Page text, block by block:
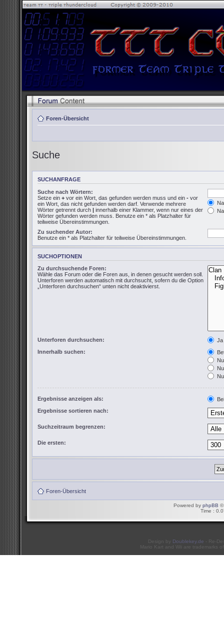
Foren-Übersicht
Suche
SUCHANFRAGE
Suche nach Wörtern:
Setze ein + vor ein Wort, das gefunden werden muss und ein - vor
ein Wort, das nicht gefunden werden darf. Verwende mehrere
Wörter getrennt durch | innerhalb einer Klammer, wenn nur eines der
Wörter gefunden werden muss. Benutze ein * als Platzhalter für
teilweise Übereinstimmungen.
Zu suchender Autor:
Benutze ein * als Platzhalter für teilweise Übereinstimmungen.
SUCHOPTIONEN
Zu durchsuchende Foren:
Wähle das Forum oder die Foren aus, in denen gesucht werden soll.
Unterforen werden automatisch mit durchsucht, sofern du die Option
„Unterforen durchsuchen“ unten nicht deaktivierst.
Unterforen durchsuchen:
Ja
Innerhalb suchen:
Ergebnisse anzeigen als:
Ergebnisse sortieren nach:
Suchzeitraum begrenzen:
Die ersten:
Foren-Übersicht
Powered by phpBB ©
Time :
Design by Doublekey.de - Re-
Mario Kart and Wii are trademarks